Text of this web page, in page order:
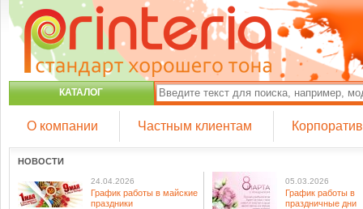
КАТАЛОГ
О компании Частным клиентам
НОВОСТИ
24.04.2026
График работы в майские
праздники
05.03.2026
График работы в
праздничные дни